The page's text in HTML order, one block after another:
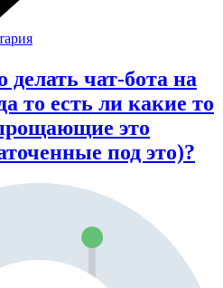
делать чат-бота на
то есть ли какие то
это
под это)?